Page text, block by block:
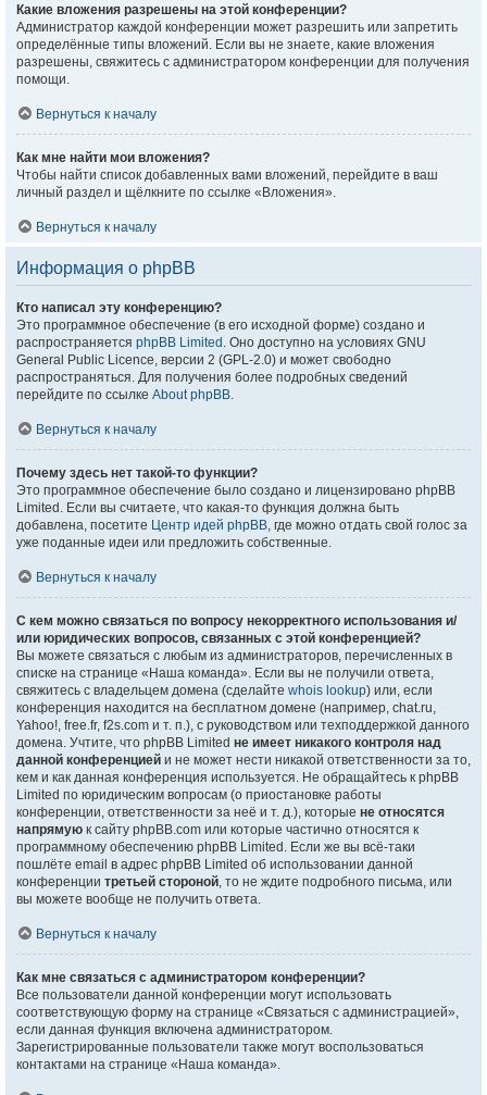
Какие вложения разрешены на этой конференции?
Администратор каждой конференции может разрешить или запретить
определённые типы вложений. Если вы не знаете, какие вложения
разрешены, свяжитесь с администратором конференции для получения
помощи.
Вернуться к началу
Как мне найти мои вложения?
Чтобы найти список добавленных вами вложений, перейдите в ваш
личный раздел и щёлкните по ссылке «Вложения».
Вернуться к началу
Информация о phpBB
Кто написал эту конференцию?
Это программное обеспечение (в его исходной форме) создано и
распространяется phpBB Limited . Оно доступно на условиях GNU
General Public Licence, версии 2 (GPL-2.0) и может свободно
распространяться. Для получения более подробных сведений
перейдите по ссылке About phpBB.
Вернуться к началу
Почему здесь нет такой-то функции?
Это программное обеспечение было создано и лицензировано phpBB
Limited. Если вы считаете, что какая-то функция должна быть
добавлена, посетите Центр идей phpBB, где можно отдать свой голос за
уже поданные идеи или предложить собственные.
Вернуться к началу
С кем можно связаться по вопросу некорректного использования и/
или юридических вопросов, связанных с этой конференцией?
Вы можете связаться с любым из администраторов, перечисленных в
списке на странице «Наша команда». Если вы не получили ответа,
свяжитесь с владельцем домена (сделайте whois lookup) или, если
конференция находится на бесплатном домене (например, chat.ru,
Yahoo!, free.fr, f2s.com и т. п.), с руководством или техподдержкой данного
домена. Учтите, что phpBB Limited не имеет никакого контроля над
данной конференцией и не может нести никакой ответственности за то,
кем и как данная конференция используется. Не обращайтесь к phpBB
Limited по юридическим вопросам (о приостановке работы
конференции, ответственности за неё и т. д.), которые не относятся
напрямую к сайту phpBB.com или которые частично относятся к
программному обеспечению phpBB Limited. Если же вы всё-таки
пошлёте email в адрес phpBB Limited об использовании данной
конференции третьей стороной, то не ждите подробного письма, или
вы можете вообще не получить ответа.
Вернуться к началу
Как мне связаться с администратором конференции?
Все пользователи данной конференции могут использовать
соответствующую форму на странице «Связаться с администрацией»,
если данная функция включена администратором.
Зарегистрированные пользователи также могут воспользоваться
контактами на странице «Наша команда».